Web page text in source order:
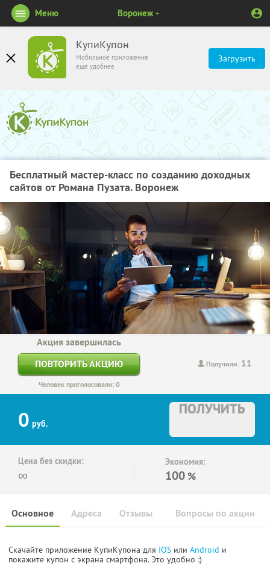
КупиКупон
Мобильное приложение
ещё удобнее
Загрузить
Меню Воронеж
Бесплатный мастер-класс по созданию доходных
сайтов от Романа Пузата. Воронеж
Получили: 11
Акция завершилась
ПОВТОРИТЬ АКЦИЮ
Человек проголосовало: 0
0 руб.
ПОЛУЧИТЬ
Цена без скидки:
∞
Экономия:
100 %
Основное Отзывы Вопросы по акции
Адреса
Скачайте приложение КупиКупона для IOS или Android и
покажите купон с экрана смартфона. Это удобно :)